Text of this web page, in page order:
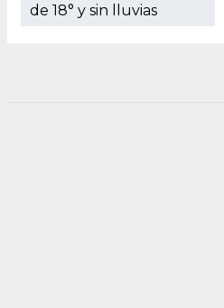
de 18° y sin lluvias